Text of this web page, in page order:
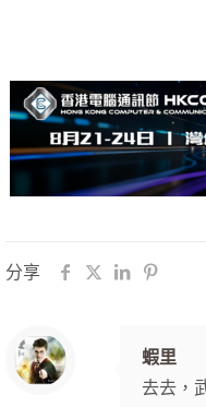
分享
蝦里
去去，